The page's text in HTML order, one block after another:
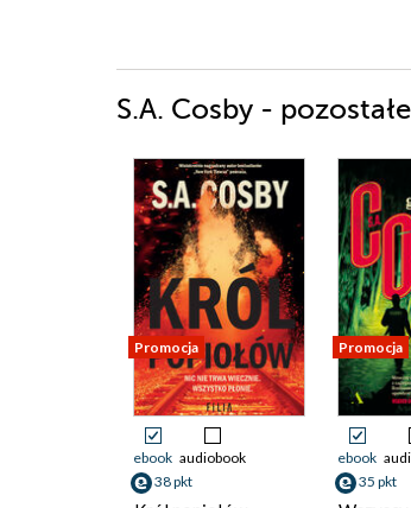
S.A. Cosby -
Promocja
ebook audiobook
38 pkt
Promocja
ebook
35 pkt